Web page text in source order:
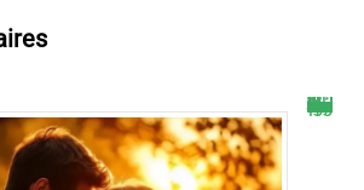
Selon les astres, ce signe astrologique va vivre une passion inoubliable début octobre